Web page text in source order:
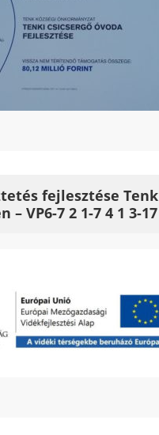
fejlesztése Tenk
– VP6-7 2 1-7 4 1 3-17